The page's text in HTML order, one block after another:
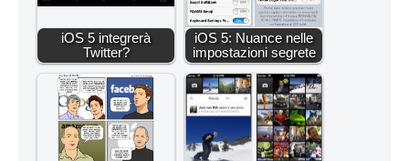
iOS 5 integrerà
Twitter?
iOS 5: Nuance nelle
impostazioni segrete